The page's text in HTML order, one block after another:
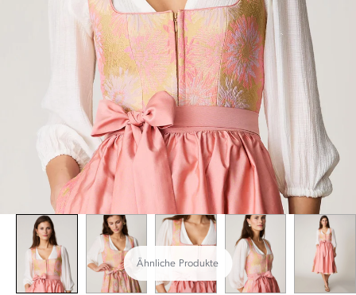
Ähnliche Produkte